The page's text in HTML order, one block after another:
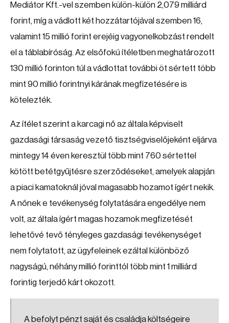
Mediátor Kft.-vel szemben külön-külön 2,079 milliárd
forint, míg a vádlott két hozzátartójával szemben 16,
valamint 15 millió forint erejéig vagyonelkobzást rendelt
el a táblabíróság. Az elsőfokú ítéletben meghatározott
130 millió forinton túl a vádlottat további öt sértett több
mint 90 millió forintnyi kárának megfizetésére is
kötelezték.
Az ítélet szerint a karcagi nő az általa képviselt
gazdasági társaság vezető tisztségviselőjeként eljárva
mintegy 14 éven keresztül több mint 760 sértettel
kötött betétgyűjtésre szerződéseket, amelyek alapján
a piaci kamatoknál jóval magasabb hozamot ígért nekik.
A nőnek e tevékenység folytatására engedélye nem
volt, az általa ígért magas hozamok megfizetését
lehetővé tevő tényleges gazdasági tevékenységet
nem folytatott, az ügyfeleinek ezáltal különböző
nagyságú, néhány millió forinttól több mint 1 milliárd
forintig terjedő kárt okozott.
A befolyt pénzt saját és családja költségeire